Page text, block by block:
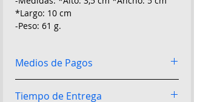
*Largo: 10 cm
-Peso: 61 g.
Medios de Pagos
momento de la entrega
su producto y
Tiempo de Entrega